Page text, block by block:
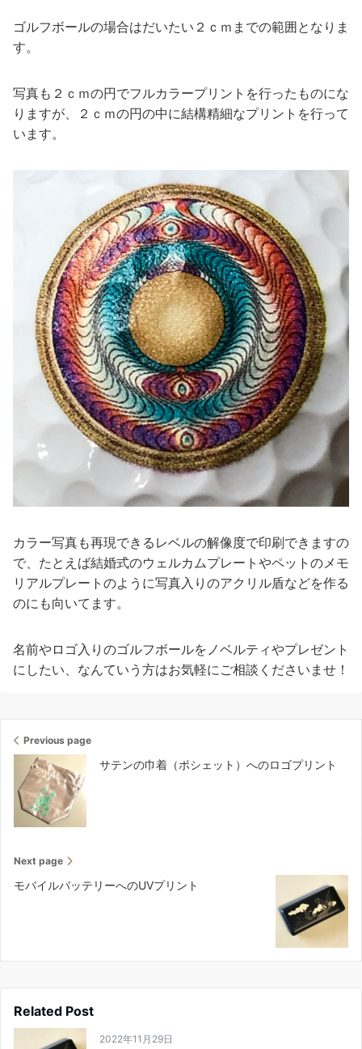
ゴルフボールの場合はだいたい２ｃｍまでの範囲となりま
す。
写真も２ｃｍの円でフルカラープリントを行ったものにな
りますが、２ｃｍの円の中に結構精細なプリントを行って
います。
カラー写真も再現できるレベルの解像度で印刷できますの
で、たとえば結婚式のウェルカムプレートやペットのメモ
リアルプレートのように写真入りのアクリル盾などを作る
のにも向いてます。
名前やロゴ入りのゴルフボールをノベルティやプレゼント
にしたい、なんていう方はお気軽にご相談くださいませ！
Previous page
サテンの巾着（ポシェット）へのロゴプリント
Next page
モバイルバッテリーへのUVプリント
Related Post
2022年11月29日